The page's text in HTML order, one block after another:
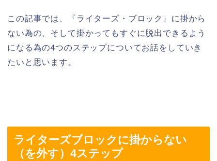
この記事では、『ライターズ・ブロック』に掛から
ない為の、そして掛かってもすぐに脱出できるよう
になる為の4つのステップについてお話をしていき
たいと思います。
ライターズブロックに掛からない
（を外す）4ステップ